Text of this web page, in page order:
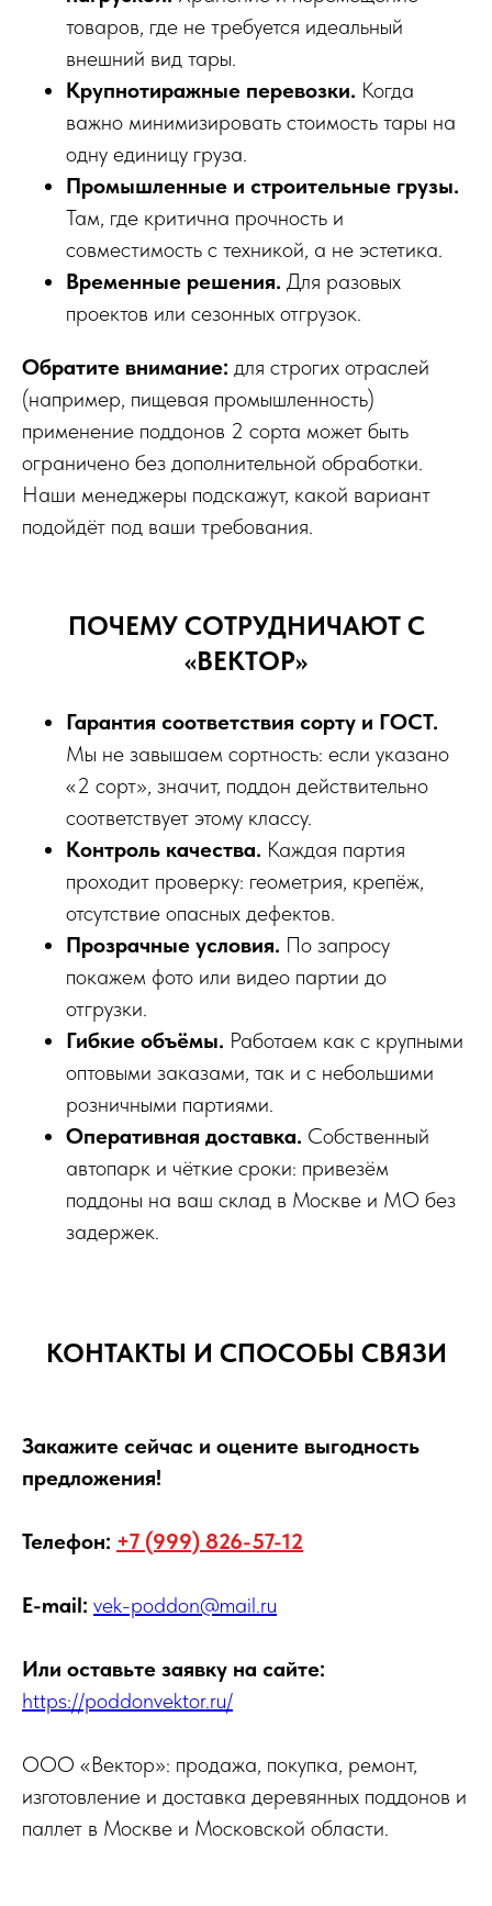
товаров, где не требуется идеальный
внешний вид тары.
Крупнотиражные перевозки. Когда
важно минимизировать стоимость тары на
одну единицу груза.
Промышленные и строительные грузы.
Там, где критична прочность и
совместимость с техникой, а не эстетика.
Временные решения. Для разовых
проектов или сезонных отгрузок.
Обратите внимание: для строгих отраслей
(например, пищевая промышленность)
применение поддонов 2 сорта может быть
ограничено без дополнительной обработки.
Наши менеджеры подскажут, какой вариант
подойдёт под ваши требования.
ПОЧЕМУ СОТРУДНИЧАЮТ С
«ВЕКТОР»
Гарантия соответствия сорту и ГОСТ.
Мы не завышаем сортность: если указано
«2 сорт», значит, поддон действительно
соответствует этому классу.
Контроль качества. Каждая партия
проходит проверку: геометрия, крепёж,
отсутствие опасных дефектов.
Прозрачные условия. По запросу
покажем фото или видео партии до
отгрузки.
Гибкие объёмы. Работаем как с крупными
оптовыми заказами, так и с небольшими
розничными партиями.
Оперативная доставка. Собственный
автопарк и чёткие сроки: привезём
поддоны на ваш склад в Москве и МО без
задержек.
КОНТАКТЫ И СПОСОБЫ СВЯЗИ
Закажите сейчас и оцените выгодность
предложения!
Телефон: +7 (999) 826-57-12
E-mail: vek-poddon@mail.ru
Или оставьте заявку на сайте:
https://poddonvektor.ru/
ООО «Вектор»: продажа, покупка, ремонт,
изготовление и доставка деревянных поддонов и
паллет в Москве и Московской области.